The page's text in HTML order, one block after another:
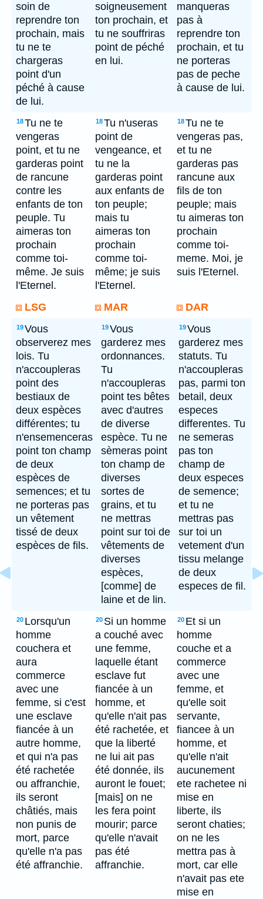
soin de
reprendre ton
prochain, mais
tu ne te
chargeras
point d'un
péché à cause
de lui.
soigneusement
ton prochain, et
tu ne souffriras
point de péché
en lui.
manqueras
pas à
reprendre ton
prochain, et tu
ne porteras
pas de peche
à cause de lui.
18Tu ne te
vengeras
point, et tu ne
garderas point
de rancune
contre les
enfants de ton
peuple. Tu
aimeras ton
prochain
comme toi-
même. Je suis
l'Eternel.
18Tu n'useras
point de
vengeance, et
tu ne la
garderas point
aux enfants de
ton peuple;
mais tu
aimeras ton
prochain
comme toi-
même; je suis
l'Eternel.
18Tu ne te
vengeras pas,
et tu ne
garderas pas
rancune aux
fils de ton
peuple; mais
tu aimeras ton
prochain
comme toi-
meme. Moi, je
suis l'Eternel.
LSG MAR DAR
19Vous
observerez mes
lois. Tu
n'accoupleras
point des
bestiaux de
deux espèces
différentes; tu
n'ensemenceras
point ton champ
de deux
espèces de
semences; et tu
ne porteras pas
un vêtement
tissé de deux
espèces de fils.
19Vous
garderez mes
ordonnances.
Tu
n'accoupleras
point tes bêtes
avec d'autres
de diverse
espèce. Tu ne
sèmeras point
ton champ de
diverses
sortes de
grains, et tu
ne mettras
point sur toi de
vêtements de
diverses
espèces,
[comme] de
laine et de lin.
19Vous
garderez mes
statuts. Tu
n'accoupleras
pas, parmi ton
betail, deux
especes
differentes. Tu
ne semeras
pas ton
champ de
deux especes
de semence;
et tu ne
mettras pas
sur toi un
vetement d'un
tissu melange
de deux
especes de fil.
20 Lorsqu'un
homme
couchera et
aura
commerce
avec une
femme, si c'est
une esclave
fiancée à un
autre homme,
et qui n'a pas
été rachetée
ou affranchie,
ils seront
châtiés, mais
non punis de
mort, parce
qu'elle n'a pas
été affranchie.
20 Si un homme
a couché avec
une femme,
laquelle étant
esclave fut
fiancée à un
homme, et
qu'elle n'ait pas
été rachetée, et
que la liberté
ne lui ait pas
été donnée, ils
auront le fouet;
[mais] on ne
les fera point
mourir; parce
qu'elle n'avait
pas été
affranchie.
20 Et si un
homme
couche et a
commerce
avec une
femme, et
qu'elle soit
servante,
fiancee à un
homme, et
qu'elle n'ait
aucunement
ete rachetee ni
mise en
liberte, ils
seront chaties;
on ne les
mettra pas à
mort, car elle
n'avait pas ete
mise en